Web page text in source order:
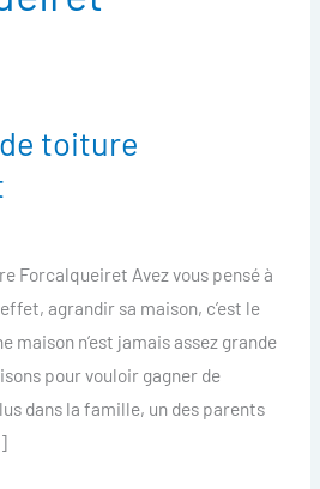
toiture
Forcalqueiret Avez vous pensé à
agrandir sa maison, c’est le
maison n’est jamais assez grande
pour vouloir gagner de
dans la famille, un des parents